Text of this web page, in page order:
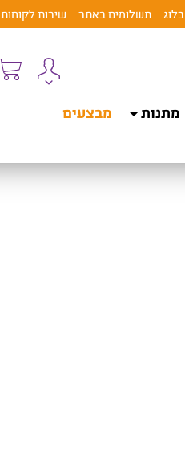
בלוג תשלומים באתר שירות לקוחות
מתנות
מבצעים